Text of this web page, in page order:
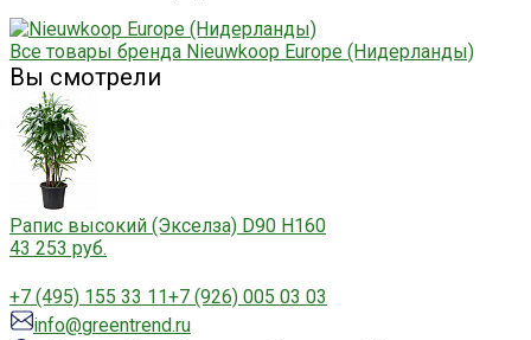
Все товары бренда Nieuwkoop Europe (Нидерланды)
Вы смотрели
Рапис высокий (Экселза) D90 H160
43 253 руб.
+7 (495) 155 33 11+7 (926) 005 03 03
info@greentrend.ru